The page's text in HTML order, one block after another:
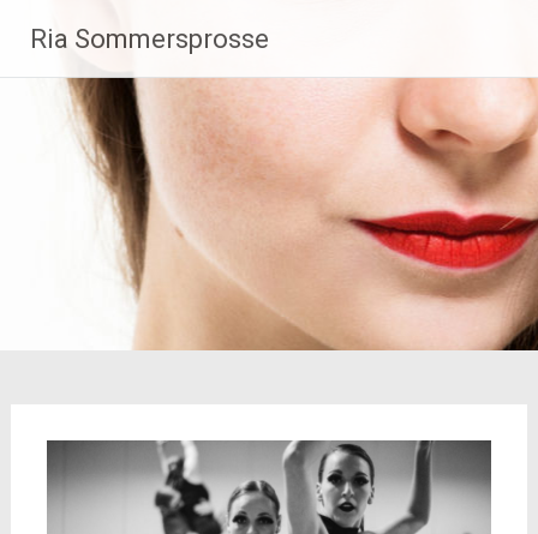
Inhalt
springen
Ria Sommersprosse